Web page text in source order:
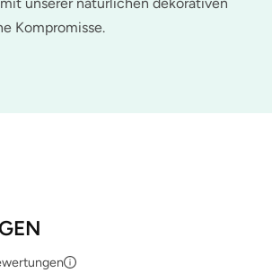
Kompromisse.